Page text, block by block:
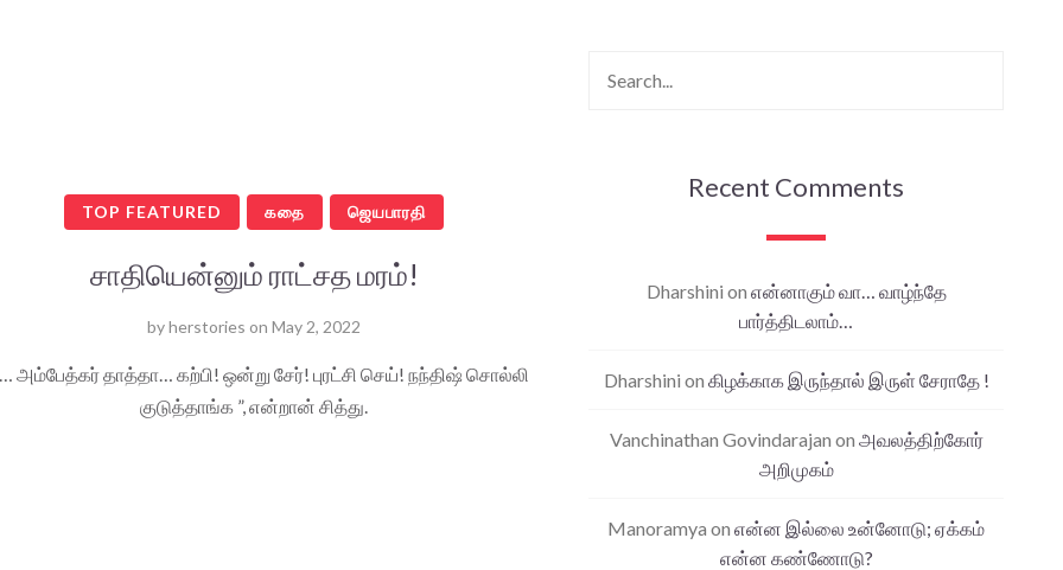
TOP FEATURED கதை ஜெயபாரதி
சாதியென்னும் ராட்சத மரம்!
byherstories on May 2, 2022
அம்பேத்கர் தாத்தா… கற்பி! ஒன்று சேர்! புரட்சி செய்! நந்திஷ் சொல்லி
குடுத்தாங்க ‌”, என்றான் சித்து.
Recent Comments
Dharshini on என்னாகும் வா… வாழ்ந்தே
பார்த்திடலாம்…
Dharshini on கிழக்காக இருந்தால் இருள் சேராதே !
Vanchinathan Govindarajan on அவலத்திற்கோர்
அறிமுகம்
Manoramya on என்ன இல்லை உன்னோடு; ஏக்கம்
என்ன கண்ணோடு?